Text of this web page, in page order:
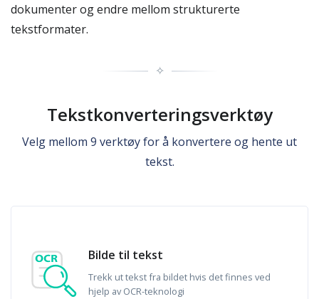
dokumenter og endre mellom strukturerte
tekstformater.
✧
Tekstkonverteringsverktøy
Velg mellom 9 verktøy for å konvertere og hente ut
tekst.
Bilde til tekst
Trekk ut tekst fra bildet hvis det finnes ved
hjelp av OCR-teknologi